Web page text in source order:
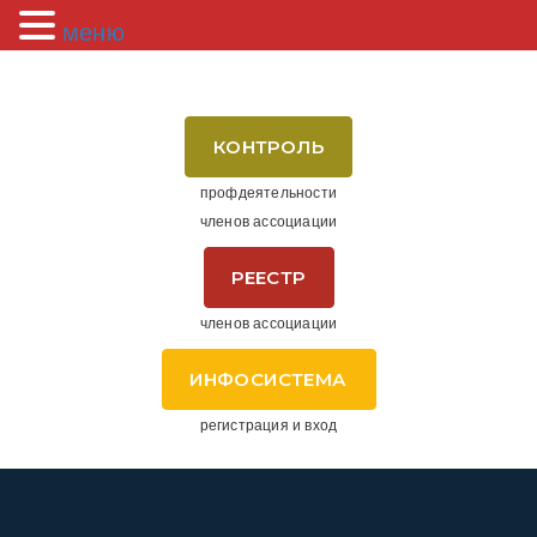
КОНТРОЛЬ
профдеятельности
членов ассоциации
РЕЕСТР
членов ассоциации
ИНФОСИСТЕМА
регистрация и вход
меню